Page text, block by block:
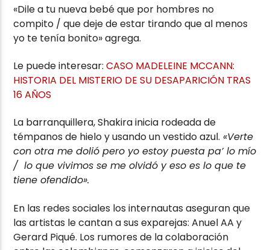
«Dile a tu nueva bebé que por hombres no
compito / que deje de estar tirando que al menos
yo te tenía bonito» agrega.
Le puede interesar: CASO MADELEINE MCCANN:
HISTORIA DEL MISTERIO DE SU DESAPARICIÓN TRAS
16 AÑOS
La barranquillera, Shakira inicia rodeada de
témpanos de hielo y usando un vestido azul. «Verte
con otra me dolió pero yo estoy puesta pa’ lo mío
/ lo que vivimos se me olvidó y eso es lo que te
tiene ofendido».
En las redes sociales los internautas aseguran que
las artistas le cantan a sus exparejas: Anuel AA y
Gerard Piqué. Los rumores de la colaboración